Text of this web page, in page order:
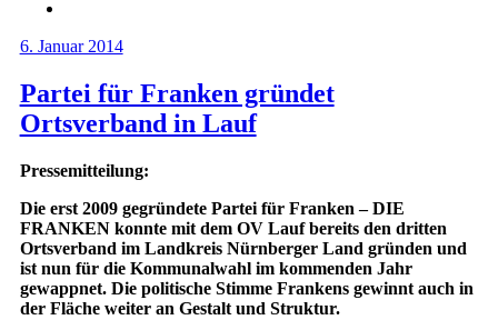
6. Januar 2014
Partei für Franken gründet
Ortsverband in Lauf
Pressemitteilung:
Die erst 2009 gegründete Partei für Franken – DIE
FRANKEN konnte mit dem OV Lauf bereits den dritten
Ortsverband im Landkreis Nürnberger Land gründen und
ist nun für die Kommunalwahl im kommenden Jahr
gewappnet. Die politische Stimme Frankens gewinnt auch in
der Fläche weiter an Gestalt und Struktur.